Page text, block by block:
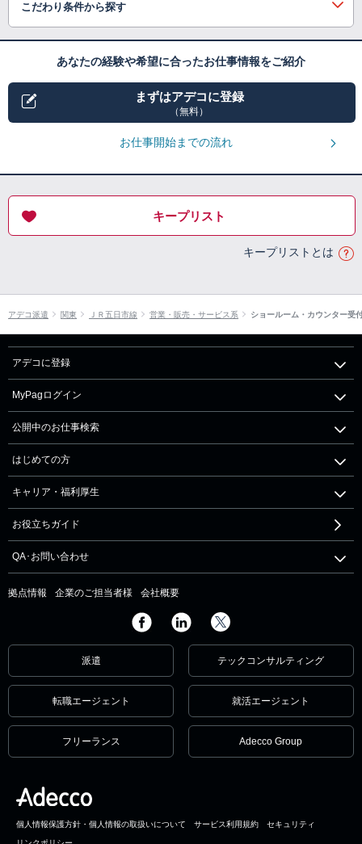
こだわり条件から探す
あなたの経験や希望に合ったお仕事情報をご紹介
まずはアデコに登録
（無料）
お仕事開始までの流れ
キープリスト
キープリストとは
アデコ派遣 関東 ＪＲ五日市線 営業・販売・サービス系 ショールーム・カウンター受
アデコに登録
MyPagログイン
公開中のお仕事検索
はじめての方
キャリア・福利厚生
お役立ちガイド
QA･お問い合わせ
拠点情報 企業のご担当者様 会社概要
派遣 テックコンサルティング
転職エージェント 就活エージェント
フリーランス Adecco Group
個人情報保護方針・個人情報の取扱いについて サービス利用規約 セキュリティ